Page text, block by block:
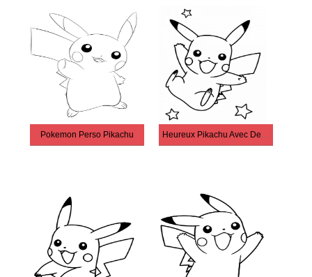
Pokemon Perso Pikachu Heureux Pikachu Avec Des Étoiles